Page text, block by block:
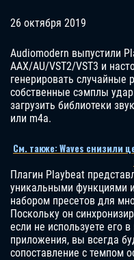
26 октября 2019
Audiomodern выпустили
AAX/AU/VST2/VST3 и
генерировать случайные
собственные сэмплы
загрузить библиотеки
или m4a.
См. также: Waves снизили
Плагин Playbeat
уникальными функциями
набором пресетов для
Поскольку он
если не используете его
приложения, вы всегда
сопоставление с темпом